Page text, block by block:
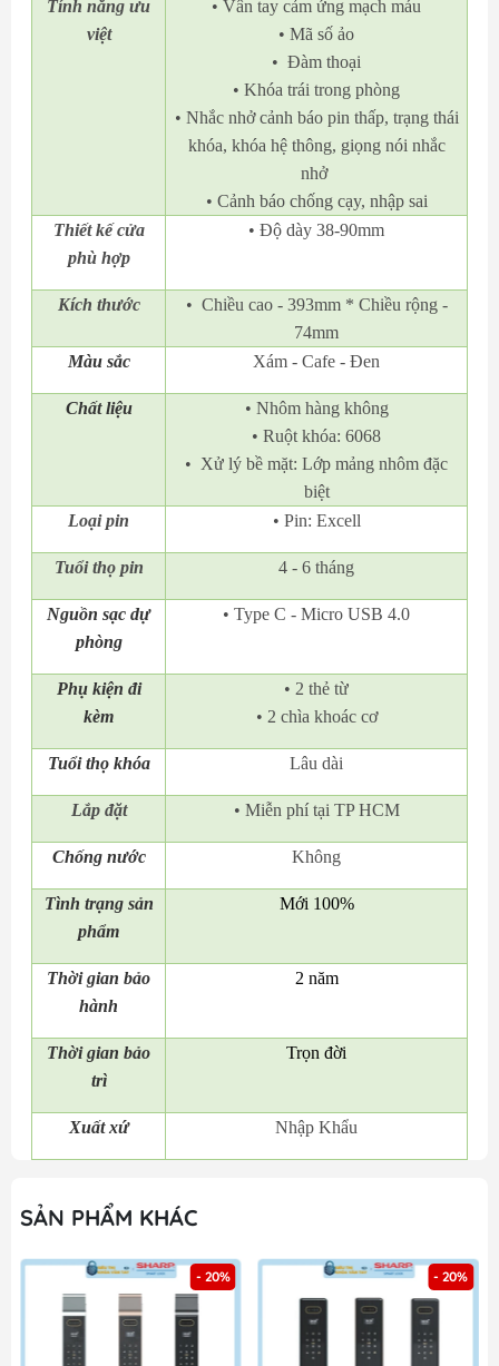
Tính năng ưu
việt
• Vân tay cảm ứng mạch máu
• Mã số ảo
• Đàm thoại
• Khóa trái trong phòng
• Nhắc nhở cảnh báo pin thấp, trạng thái
khóa, khóa hệ thông, giọng nói nhắc
nhở
• Cảnh báo chống cạy, nhập sai
Thiết kế cửa
phù hợp
• Độ dày 38-90mm
Kích thước
• Chiều cao - 393mm * Chiều rộng -
74mm
Màu sắc
Xám - Cafe - Đen
Chất liệu
• Nhôm hàng không
• Ruột khóa: 6068
• Xử lý bề mặt: Lớp mảng nhôm đặc
biệt
Loại pin
• Pin: Excell
Tuổi thọ pin 4 - 6 tháng
Nguồn sạc dự
phòng
• Type C - Micro USB 4.0
Phụ kiện đi
kèm
• 2 thẻ từ
• 2 chìa khoác cơ
Tuổi thọ khóa Lâu dài
Lắp đặt • Miễn phí tại TP HCM
Chống nước Không
Tình trạng sản
phẩm
Mới 100%
Thời gian bảo
hành
2 năm
Thời gian bảo
trì
Trọn đời
Xuất xứ Nhập Khẩu
SẢN PHẨM KHÁC
- 20% - 20%